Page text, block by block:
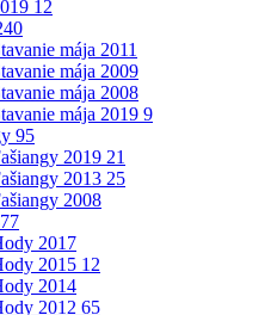
12
mája 2011
mája 2009
mája 2008
mája 2019 9
95
2019 21
2013 25
2008
2017
2015 12
2014
2012 65